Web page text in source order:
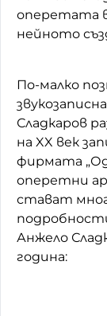
оперетата
нейното
По-малко
Сладкаров
на XX век
фирмата
оперетни
стават
Анжело
година: